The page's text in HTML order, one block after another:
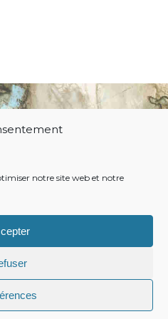
notre site web et notre